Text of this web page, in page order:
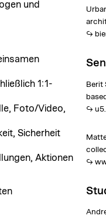
und
1:1-
Foto/Video,
Sicherheit
Aktionen
Berit